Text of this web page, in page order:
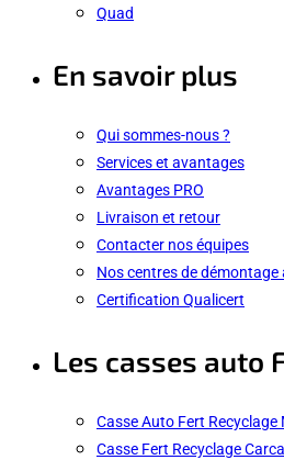
Quad
En savoir plus
Qui sommes-nous ?
Services et avantages
Avantages PRO
Livraison et retour
Contacter nos équipes
Nos centres de
Certification Qualicert
Les casses auto
Casse Auto Fert Recyclage
Casse Fert Recyclage